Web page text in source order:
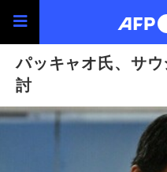
パッキャオ氏、サ
討